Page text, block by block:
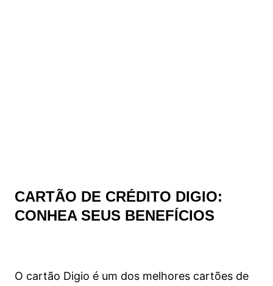
CARTÃO DE CRÉDITO DIGIO:
CONHEA SEUS BENEFÍCIOS
O cartão Digio é um dos melhores cartões de